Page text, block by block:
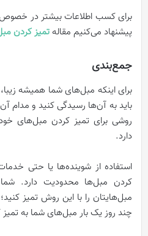
برای کسب اطلاعات بیشتر در
پیشنهاد می‌کنیم مقاله تميز كردن
جمع‌بندی
برای اینکه مبل‌های شما همیشه
باید به آن‌ها رسیدگی کنید و مدام
روشی برای تمیز کردن مبل‌های
دارد.
استفاده از شوینده‌ها یا حتی
کردن مبل‌ها محدودیت دارد. شما
مبل‌هایتان را با این روش تمیز
چند روز یک بار مبل‌های شما به تمیز